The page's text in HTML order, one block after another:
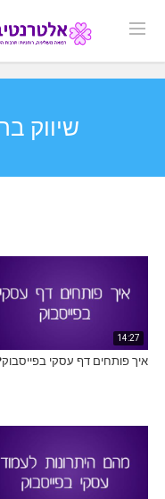
שיווק
14:27
איך פותחים דף עסקי